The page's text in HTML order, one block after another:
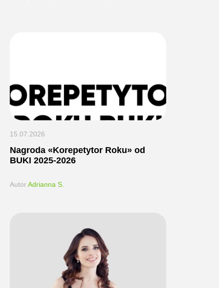
15.07.2026
Nagroda «Korepetytor Roku» od
BUKI 2025-2026
AutorAdrianna S.